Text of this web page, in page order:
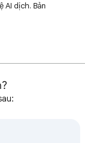
AI dịch. Bản